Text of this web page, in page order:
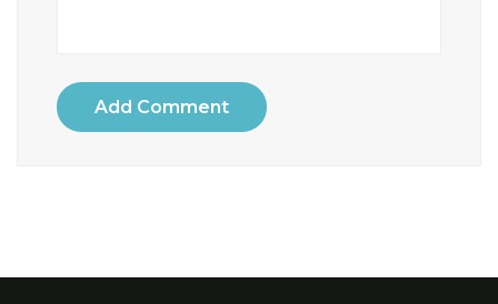
Add Comment